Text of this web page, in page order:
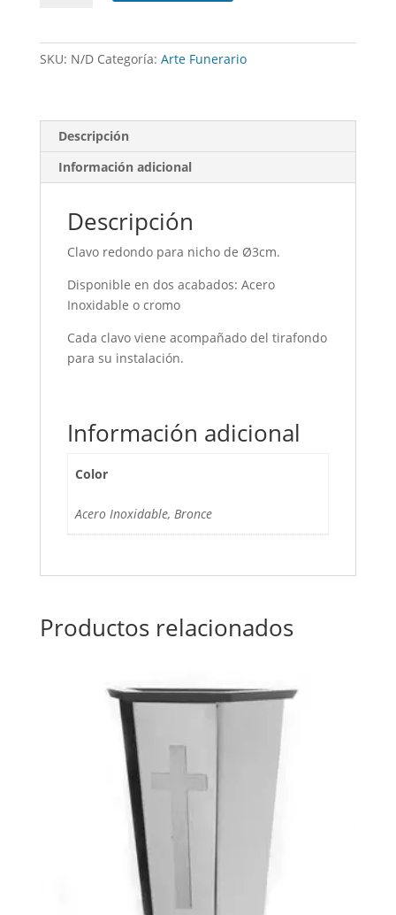
SKU: N/D Categoría: Arte Funerario
Descripción
Información adicional
Descripción
Clavo redondo para nicho de Ø3cm.
Disponible en dos acabados: Acero
Inoxidable o cromo
Cada clavo viene acompañado del tirafondo
para su instalación.
Información adicional
Color
Acero Inoxidable, Bronce
Productos relacionados